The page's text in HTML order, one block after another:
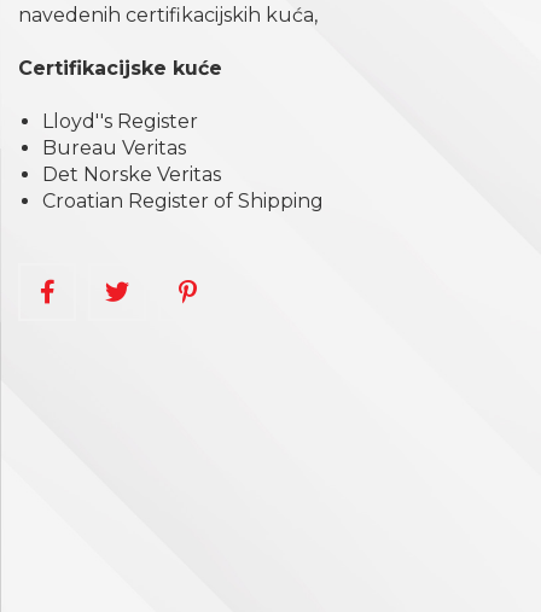
navedenih certifikacijskih kuća,
Certifikacijske kuće
Lloyd''s Register
Bureau Veritas
Det Norske Veritas
Croatian Register of Shipping